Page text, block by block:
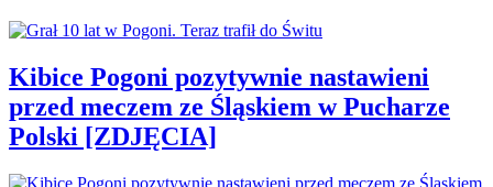
Kibice Pogoni pozytywnie nastawieni
przed meczem ze Śląskiem w Pucharze
Polski [ZDJĘCIA]